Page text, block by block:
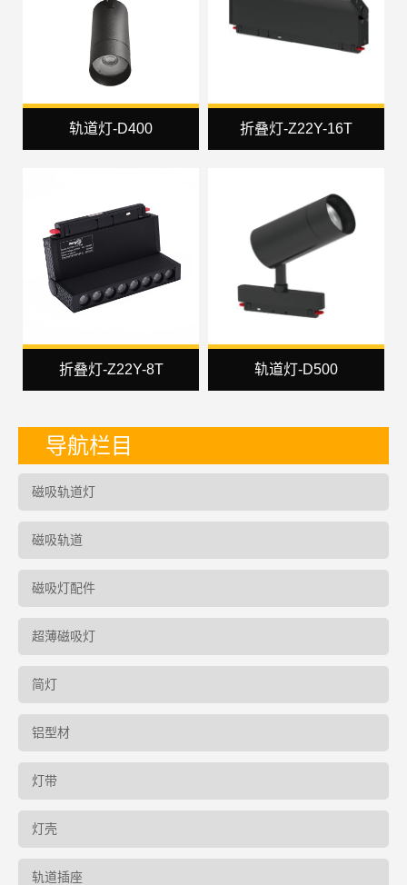
轨道灯-D400 折叠灯-Z22Y-16T
折叠灯-Z22Y-8T 轨道灯-D500
导航栏目
磁吸轨道灯
磁吸轨道
磁吸灯配件
超薄磁吸灯
简灯
铝型材
灯带
灯壳
轨道插座